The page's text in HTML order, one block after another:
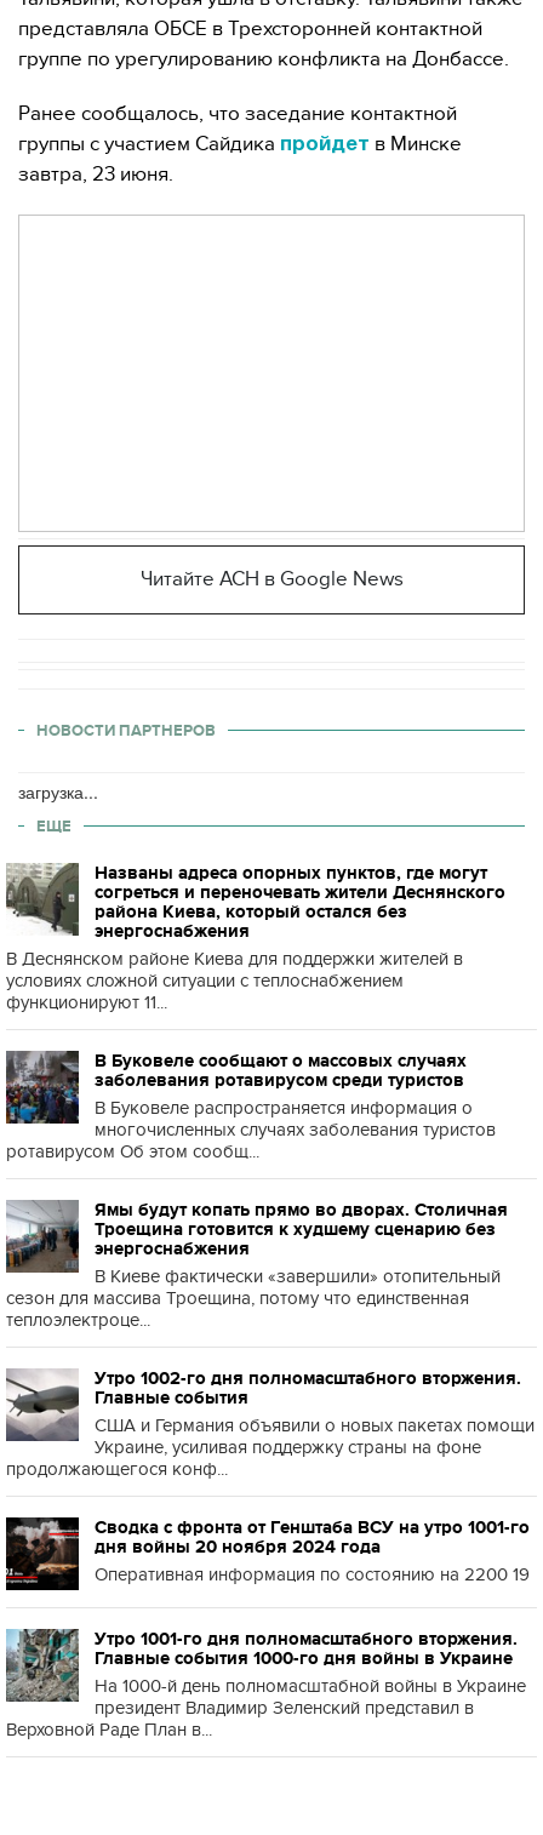
представляла ОБСЕ в Трехсторонней контактной
группе по урегулированию конфликта на Донбассе.
Ранее сообщалось, что заседание контактной
группы с участием Сайдика пройдет в Минске
завтра, 23 июня.
Читайте АСН в Google News
НОВОСТИ ПАРТНЕРОВ
загрузка...
ЕЩЕ
Названы адреса опорных пунктов, где могут
согреться и переночевать жители Деснянского
района Киева, который остался без
энергоснабжения
В Деснянском районе Киева для поддержки жителей в
условиях сложной ситуации с теплоснабжением
функционируют 11...
В Буковеле сообщают о массовых случаях
заболевания ротавирусом среди туристов
В Буковеле распространяется информация о
многочисленных случаях заболевания туристов
ротавирусом Об этом сообщ...
Ямы будут копать прямо во дворах. Столичная
Троещина готовится к худшему сценарию без
энергоснабжения
В Киеве фактически «завершили» отопительный
сезон для массива Троещина, потому что единственная
теплоэлектроце...
Утро 1002-го дня полномасштабного вторжения.
Главные события
США и Германия объявили о новых пакетах помощи
Украине, усиливая поддержку страны на фоне
продолжающегося конф...
Сводка с фронта от Генштаба ВСУ на утро 1001-го
дня войны 20 ноября 2024 года
Оперативная информация по состоянию на 2200 19
Утро 1001-го дня полномасштабного вторжения.
Главные события 1000-го дня войны в Украине
На 1000-й день полномасштабной войны в Украине
президент Владимир Зеленский представил в
Верховной Раде План в...